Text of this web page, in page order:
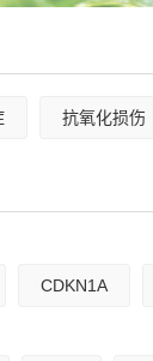
抗氧化损伤
CDKN1A